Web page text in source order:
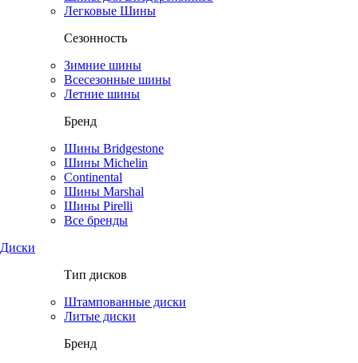
Легковые Шины
Сезонность
Зимние шины
Всесезонные шины
Летние шины
Бренд
Шины Bridgestone
Шины Michelin
Continental
Шины Marshal
Шины Pirelli
Все бренды
Диски
Тип дисков
Штампованные диски
Литые диски
Бренд